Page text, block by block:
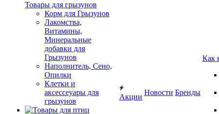
Товары для грызунов
Корм для Грызунов
Лакомства,
Витамины,
Минеральные
добавки для
Грызунов
Наполнитель, Сено,
Опилки
Клетки и
аксессеуары для
грызунов
Акции
Новости Бренды
Как